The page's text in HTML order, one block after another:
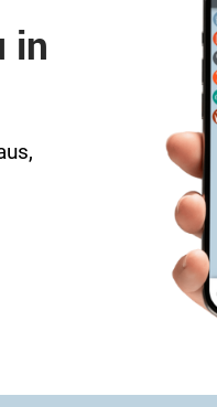
in